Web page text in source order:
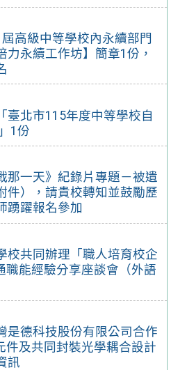
高級中等學校內永續部門
永續工作坊】簡章1份，
臺北市115年度中等學校自
1份
那一天》紀錄片專題－被遺
件），請貴校轉知並鼓勵歷
踴躍報名參加
校共同辦理「職人培育校企
職能經驗分享座談會（外語
是德科技股份有限公司合作
件及共同封裝光學耦合設計
訊